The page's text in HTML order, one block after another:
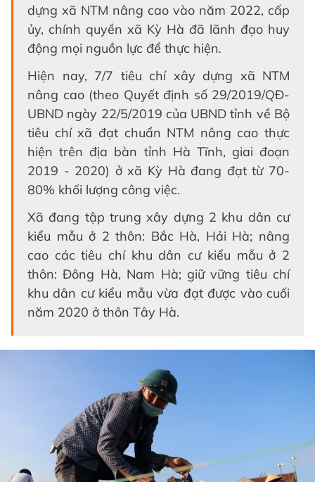
dựng xã NTM nâng cao vào năm 2022, cấp
ủy, chính quyền xã Kỳ Hà đã lãnh đạo huy
động mọi nguồn lực để thực hiện.
Hiện nay, 7/7 tiêu chí xây dựng xã NTM
nâng cao (theo Quyết định số 29/2019/QĐ-
UBND ngày 22/5/2019 của UBND tỉnh về Bộ
tiêu chí xã đạt chuẩn NTM nâng cao thực
hiện trên địa bàn tỉnh Hà Tĩnh, giai đoạn
2019 - 2020) ở xã Kỳ Hà đang đạt từ 70-
80% khối lượng công việc.
Xã đang tập trung xây dựng 2 khu dân cư
kiểu mẫu ở 2 thôn: Bắc Hà, Hải Hà; nâng
cao các tiêu chí khu dân cư kiểu mẫu ở 2
thôn: Đông Hà, Nam Hà; giữ vững tiêu chí
khu dân cư kiểu mẫu vừa đạt được vào cuối
năm 2020 ở thôn Tây Hà.